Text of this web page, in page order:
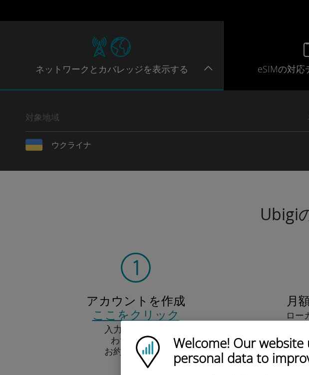
Ubigi logo
Welcome! Our website
personal data to
ネットワークとカバレッジを表示する eSIMの対応
対象地域
ウクライナ
Ubigi
アカウントを作成
ここをクリック
入力する項目は
わずか5つ。
お約束します！
月
ロー
あらゆ